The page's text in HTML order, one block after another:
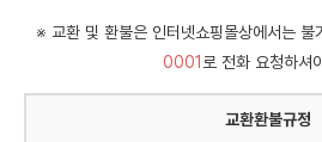
※ 교환 및 환불은 인터넷쇼핑몰상에서는 불
0001 로 전화 요청하셔
교환환불규정